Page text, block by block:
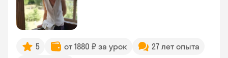
5 от 1880 ₽ за урок
27 лет опыта